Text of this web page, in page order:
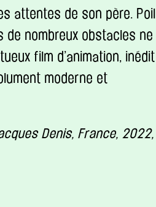
attentes de son père. Poil
de nombreux obstacles ne
film d’animation, inédit
moderne et
Denis, France, 2022,